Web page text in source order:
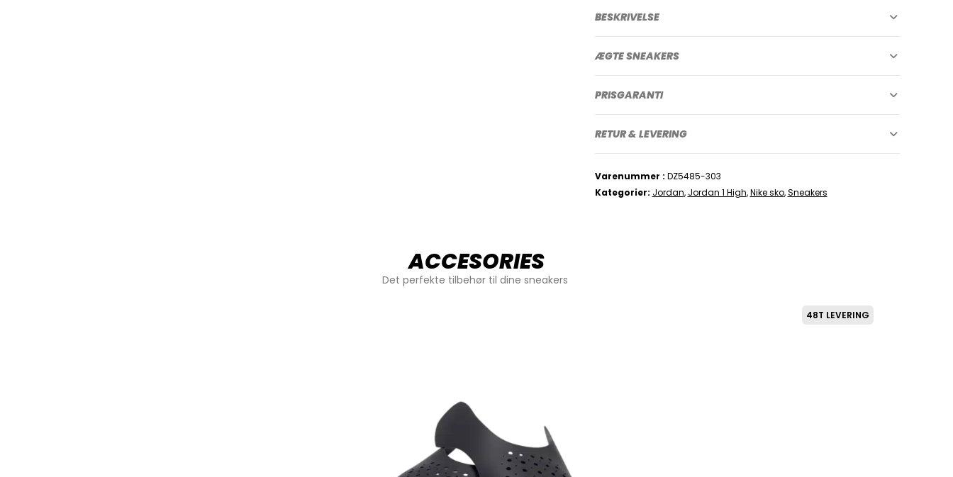
BESKRIVELSE
ÆGTE SNEAKERS
PRISGARANTI
RETUR & LEVERING
Varenummer
DZ5485-303
Kategorier Jordan, Jordan 1 High,Nike sko,Sneakers
ACCESORIES
Det perfekte tilbehør til dine sneakers
48T LEVERING